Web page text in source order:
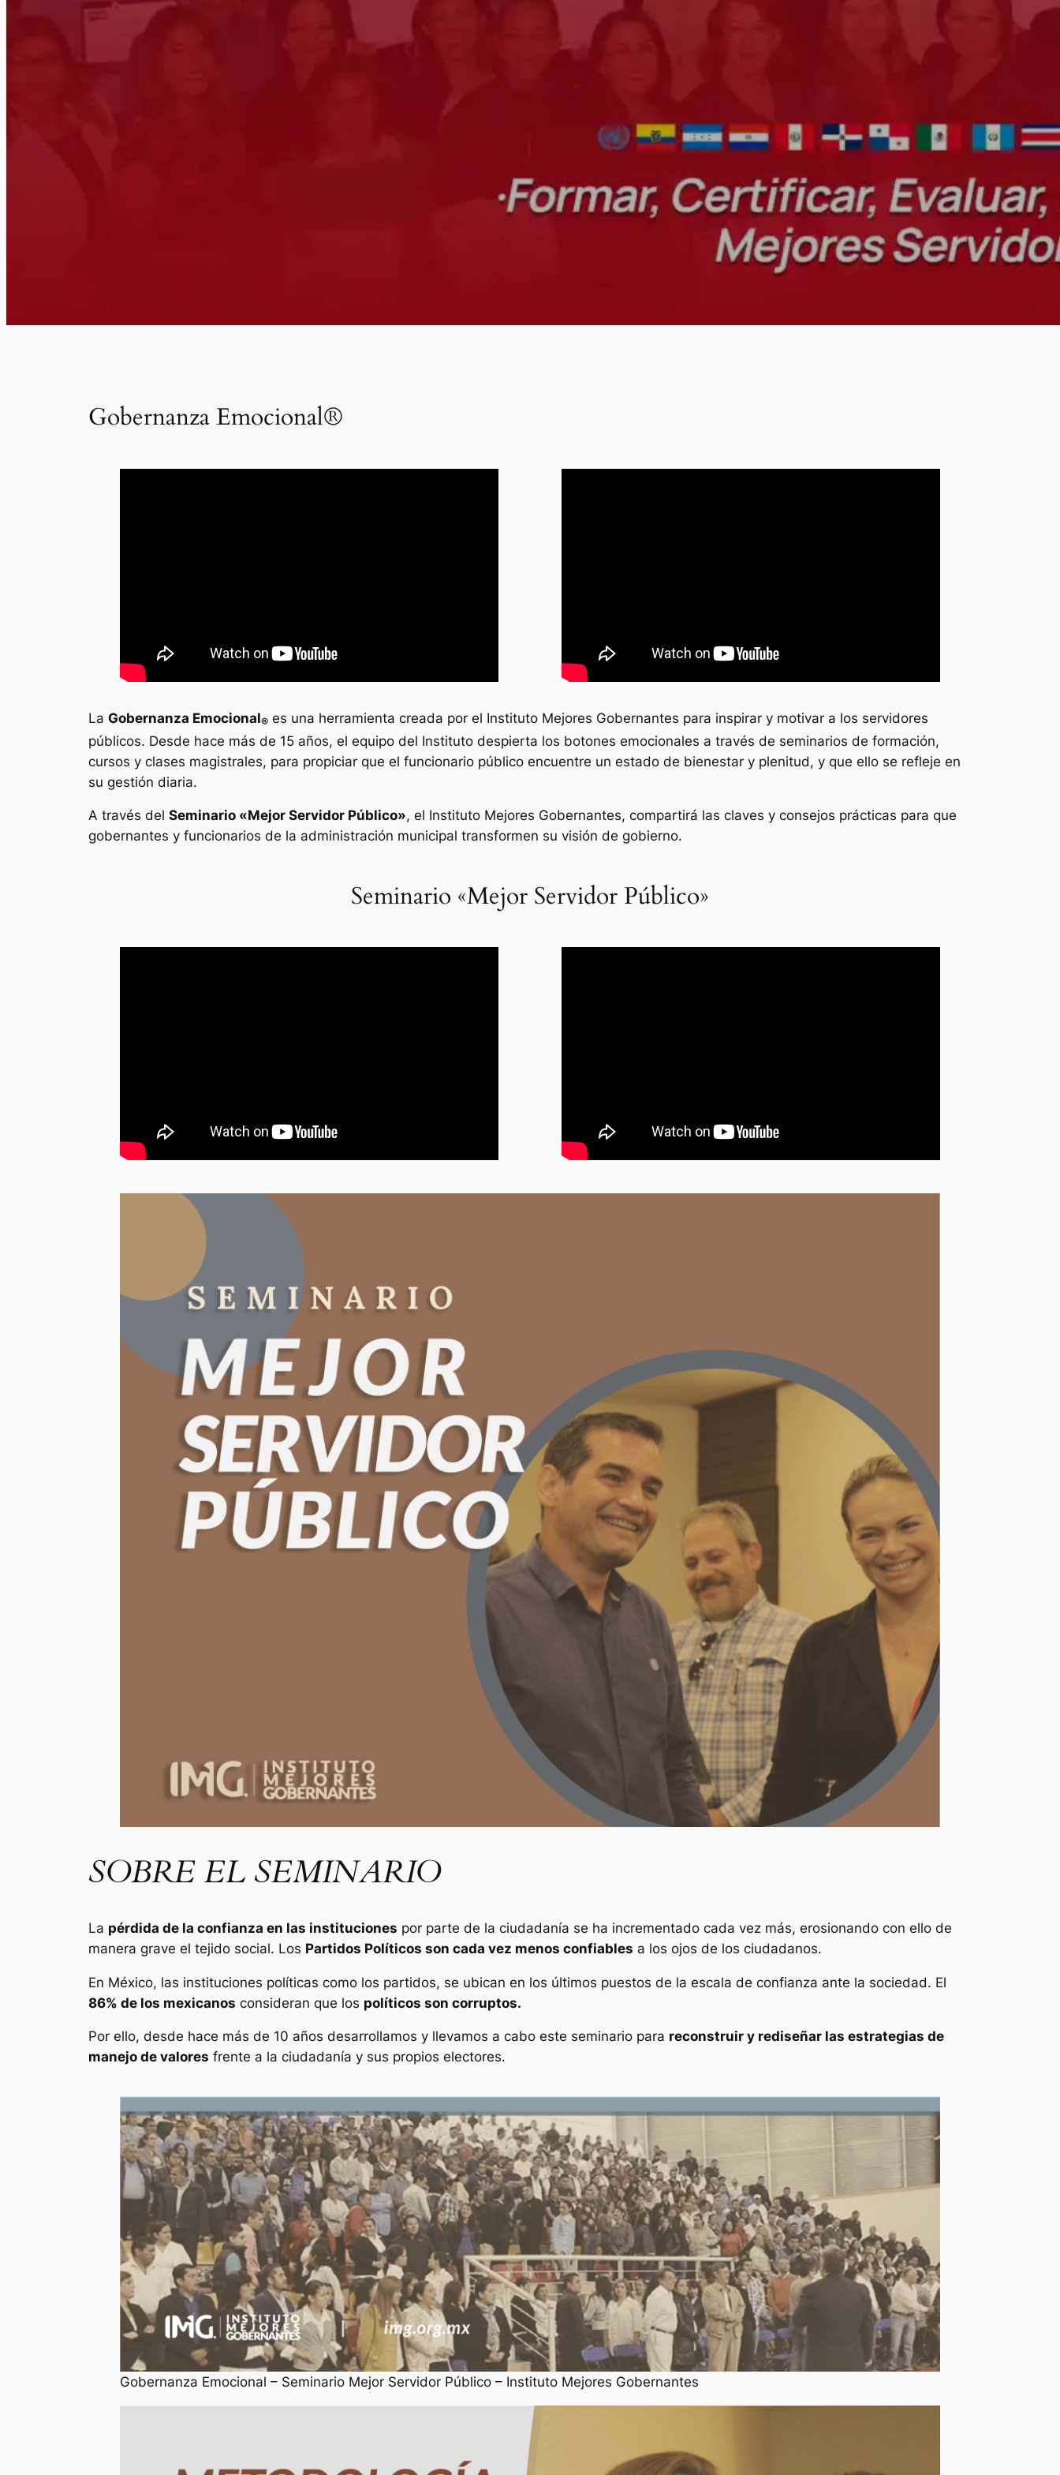
Gobernanza Emocional®
La Gobernanza Emocional® es una herramienta creada por el Instituto Mejores Gobernantes para inspirar y motivar a los servidores
públicos. Desde hace más de 15 años, el equipo del Instituto despierta los botones emocionales a través de seminarios de formación,
cursos y clases magistrales, para propiciar que el funcionario público encuentre un estado de bienestar y plenitud, y que ello se refleje en
su gestión diaria.
A través del Seminario «Mejor Servidor Público», el Instituto Mejores Gobernantes, compartirá las claves y consejos prácticas para que
gobernantes y funcionarios de la administración municipal transformen su visión de gobierno.
Seminario «Mejor Servidor Público»
SOBRE EL SEMINARIO
La pérdida de la confianza en las instituciones por parte de la ciudadanía se ha incrementado cada vez más, erosionando con ello de
manera grave el tejido social. Los Partidos Políticos son cada vez menos confiables a los ojos de los ciudadanos.
En México, las instituciones políticas como los partidos, se ubican en los últimos puestos de la escala de confianza ante la sociedad. El
86% de los mexicanos consideran que los políticos son corruptos.
Por ello, desde hace más de 10 años desarrollamos y llevamos a cabo este seminario para reconstruir y rediseñar las estrategias de
manejo de valores frente a la ciudadanía y sus propios electores.
Gobernanza Emocional – Seminario Mejor Servidor Público – Instituto Mejores Gobernantes